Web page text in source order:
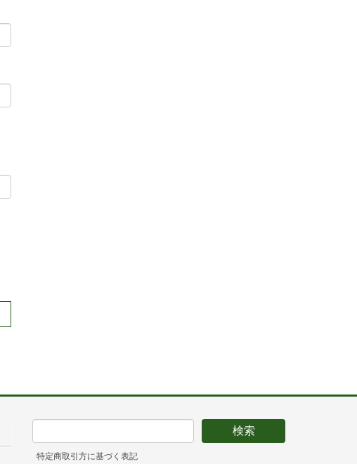
特定商取引方に基づく表記